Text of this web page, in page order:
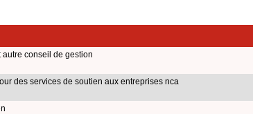
conseil de gestion
des services de soutien aux entreprises nca